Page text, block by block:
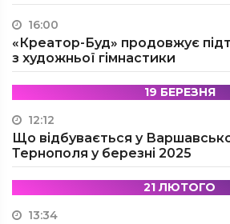
16:00
«Креатор-Буд» продовжує
з художньої гімнастики
19 БЕРЕЗНЯ
12:12
Що відбувається у
Тернополя у березні 2025
21 ЛЮТОГО
13:34